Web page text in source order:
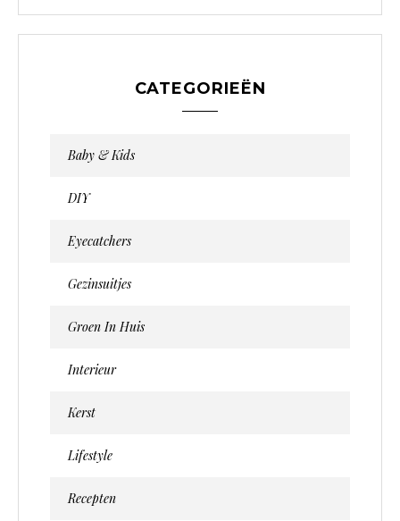
CATEGORIEËN
Baby & Kids
DIY
Eyecatchers
Gezinsuitjes
Groen In Huis
Interieur
Kerst
Lifestyle
Recepten